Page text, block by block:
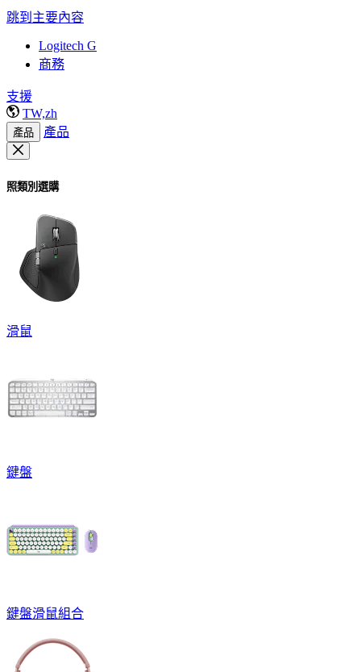
跳到主要內容
Logitech G
商務
支援
TW,zh
產品 產品
照類別選購
滑鼠
鍵盤
鍵盤滑鼠組合